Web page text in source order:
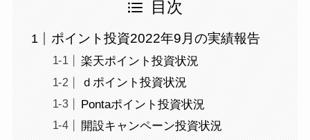
目次
ポイント投資2022年9月の実績報告
楽天ポイント投資状況
ｄポイント投資状況
Pontaポイント投資状況
開設キャンペーン投資状況